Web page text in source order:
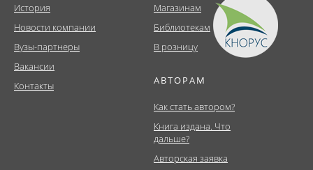
История
Новости компании
Вузы-партнеры
Вакансии
Контакты
Магазинам
Библиотекам
В розницу
АВТОРАМ
Как стать автором?
Книга издана. Что
дальше?
Авторская заявка